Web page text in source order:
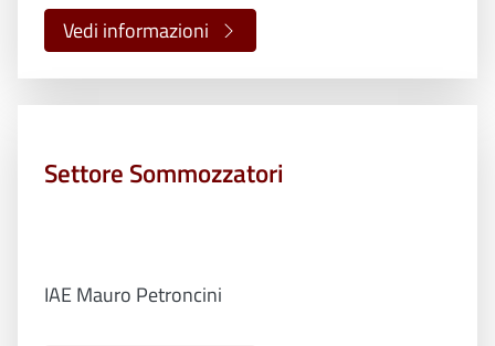
Vedi informazioni
Settore Sommozzatori
IAE Mauro Petroncini